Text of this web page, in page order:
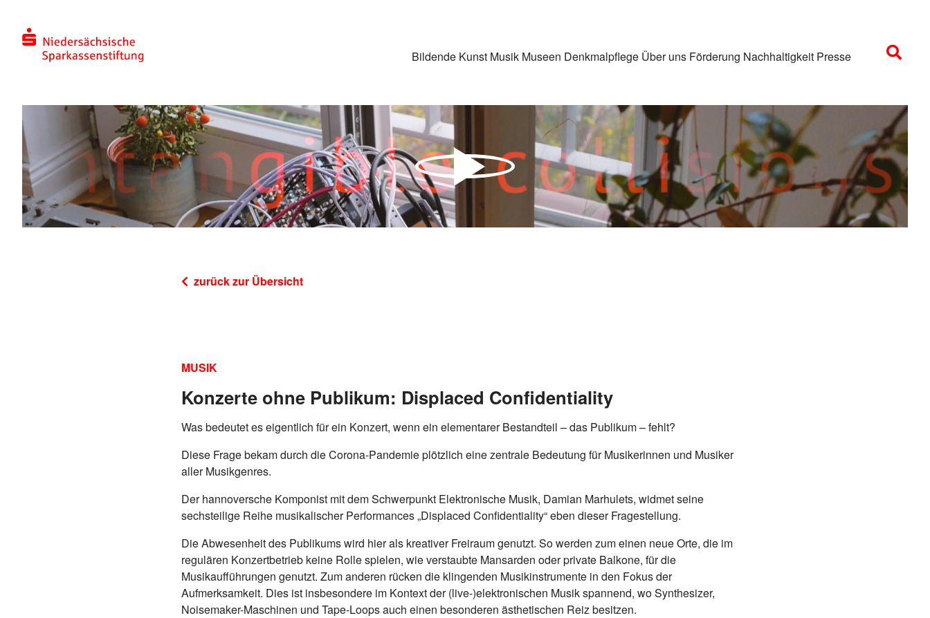
Bildende Kunst Musik Museen Denkmalpflege Über uns Förderung Nachhaltigkeit Presse
Sie sehen gerade einen Platzhalterinhalt vonStandard. Um auf den eigentlichen Inhalt zuzugreifen, klicken Sie auf den Button unten. Bitte beachten Sie, dass dabei Daten an Drittanbieter
weitergegeben werden.
Inhalt entsperren
Weitere Informationen
zurück zur Übersicht
MUSIK
Konzerte ohne Publikum: Displaced Confidentiality
Was bedeutet es eigentlich für ein Konzert, wenn ein elementarer Bestandteil – das Publikum – fehlt?
Diese Frage bekam durch die Corona-Pandemie plötzlich eine zentrale Bedeutung für Musikerinnen und Musiker
aller Musikgenres.
Der hannoversche Komponist mit dem Schwerpunkt Elektronische Musik, Damian Marhulets, widmet seine
sechsteilige Reihe musikalischer Performances „Displaced Confidentiality“ eben dieser Fragestellung.
Die Abwesenheit des Publikums wird hier als kreativer Freiraum genutzt. So werden zum einen neue Orte, die im
regulären Konzertbetrieb keine Rolle spielen, wie verstaubte Mansarden oder private Balkone, für die
Musikaufführungen genutzt. Zum anderen rücken die klingenden Musikinstrumente in den Fokus der
Aufmerksamkeit. Dies ist insbesondere im Kontext der (live-)elektronischen Musik spannend, wo Synthesizer,
Noisemaker-Maschinen und Tape-Loops auch einen besonderen ästhetischen Reiz besitzen.